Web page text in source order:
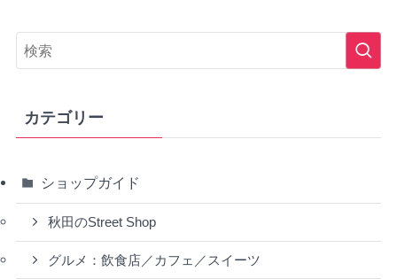
カテゴリー
ショップガイド
秋田のStreet Shop
グルメ：飲食店／カフェ／スイーツ